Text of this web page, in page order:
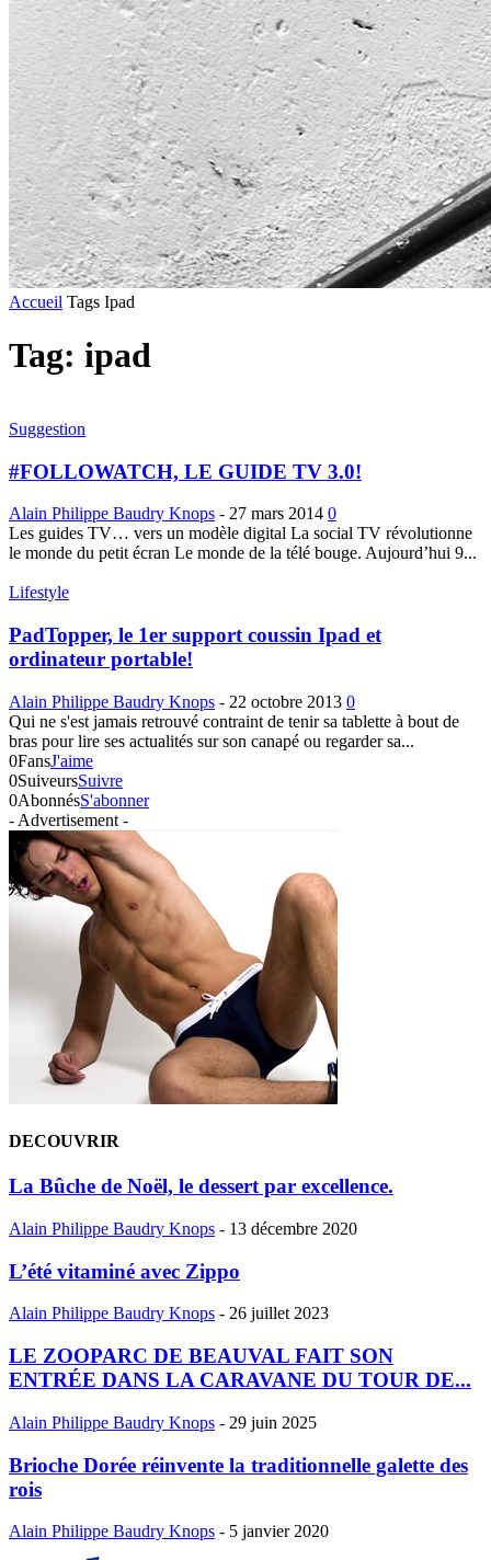
Accueil Tags Ipad
Tag: ipad
Suggestion
#FOLLOWATCH, LE GUIDE TV 3.0!
Alain Philippe Baudry Knops - 27 mars 2014 0
Les guides TV… vers un modèle digital La social TV révolutionne
le monde du petit écran Le monde de la télé bouge. Aujourd’hui 9...
Lifestyle
PadTopper, le 1er support coussin Ipad et
ordinateur portable!
Alain Philippe Baudry Knops - 22 octobre 2013 0
Qui ne s'est jamais retrouvé contraint de tenir sa tablette à bout de
bras pour lire ses actualités sur son canapé ou regarder sa...
0FansJ'aime
0SuiveursSuivre
0AbonnésS'abonner
- Advertisement -
DECOUVRIR
La Bûche de Noël, le dessert par excellence.
Alain Philippe Baudry Knops - 13 décembre 2020
L’été vitaminé avec Zippo
Alain Philippe Baudry Knops - 26 juillet 2023
LE ZOOPARC DE BEAUVAL FAIT SON
ENTRÉE DANS LA CARAVANE DU TOUR DE...
Alain Philippe Baudry Knops - 29 juin 2025
Brioche Dorée réinvente la traditionnelle galette des
rois
Alain Philippe Baudry Knops - 5 janvier 2020